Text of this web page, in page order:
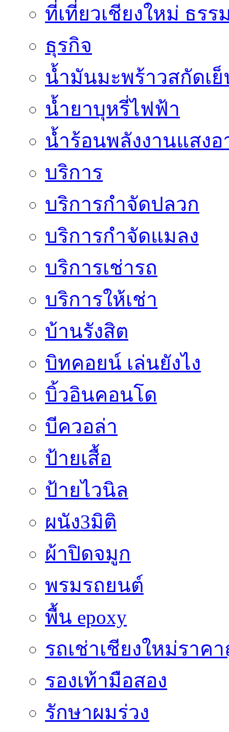
ที่เที่ยวเชียงใหม่ ธรร
ธุรกิจ
น้ำมันมะพร้าวสกัดเ
น้ำยาบุหรี่ไฟฟ้า
น้ำร้อนพลังงานแสง
บริการ
บริการกำจัดปลวก
บริการกำจัดแมลง
บริการเช่ารถ
บริการให้เช่า
บ้านรังสิต
บิทคอยน์ เล่นยังไง
บิ้วอินคอนโด
บีควอล่า
ป้ายเสื้อ
ป้ายไวนิล
ผนัง3มิติ
ผ้าปิดจมูก
พรมรถยนต์
พื้น epoxy
รถเช่าเชียงใหม่ราค
รองเท้ามือสอง
รักษาผมร่วง